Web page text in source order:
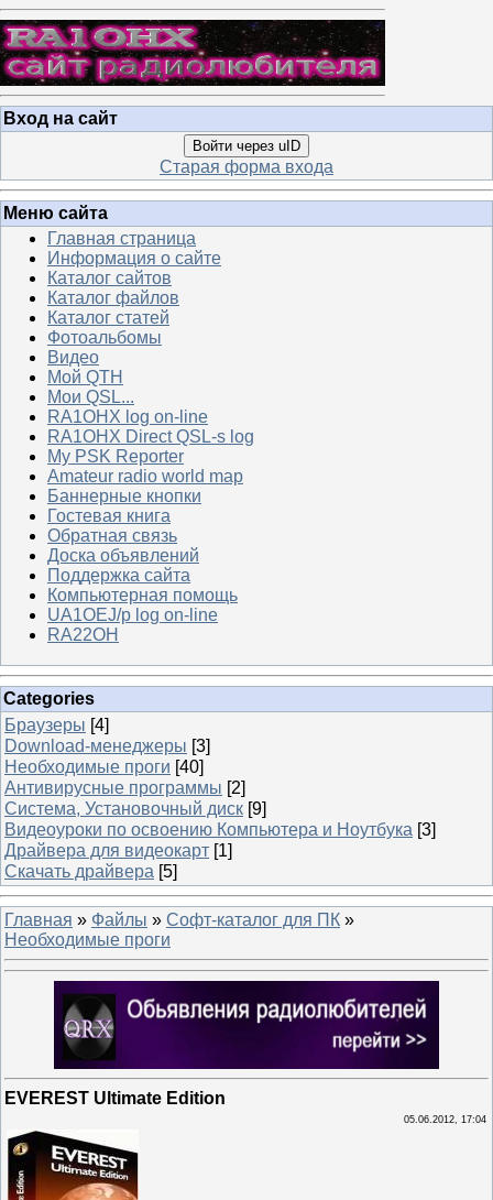
Вход на сайт
Войти через uID
Старая форма входа
Меню сайта
Главная страница
Информация о сайте
Каталог сайтов
Каталог файлов
Каталог статей
Фотоальбомы
Видео
Мой QTH
Мои QSL...
RA1OHX log on-line
RA1OHX Direct QSL-s log
My PSK Reporter
Amateur radio world map
Баннерные кнопки
Гостевая книга
Обратная связь
Доска объявлений
Поддержка сайта
Компьютерная помощь
UA1OEJ/p log on-line
RA22OH
Categories
Браузеры [4]
Download-менеджеры [3]
Необходимые проги [40]
Антивирусные программы [2]
Система, Установочный диск [9]
Видеоуроки по освоению Компьютера и Ноутбука [3]
Драйвера для видеокарт [1]
Скачать драйвера [5]
Главная » Файлы » Софт-каталог для ПК »
Необходимые проги
EVEREST Ultimate Edition
05.06.2012, 17:04